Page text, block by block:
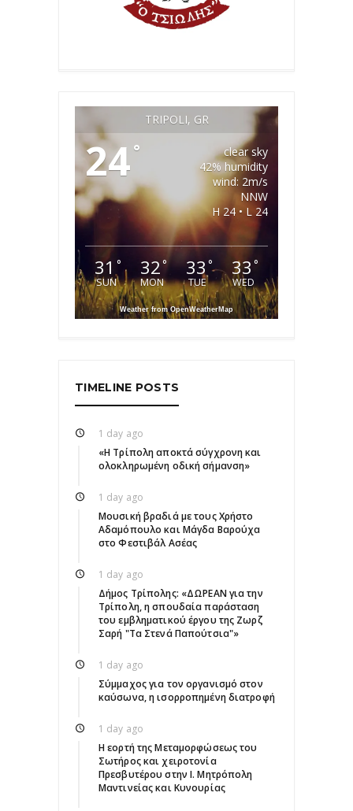
TRIPOLI, GR
24°
clear sky
42% humidity
wind: 2m/s
NNW
H 24 • L 24
31 °
SUN
32°
MON
33°
TUE
33 °
WED
Weather from OpenWeatherMap
TIMELINE POSTS
1 day ago
«Η Τρίπολη αποκτά σύγχρονη και
ολοκληρωμένη οδική σήμανση»
1 day ago
Μουσική βραδιά με τους Χρήστο
Αδαμόπουλο και Μάγδα Βαρούχα
στο Φεστιβάλ Ασέας
1 day ago
Δήμος Τρίπολης: «ΔΩΡΕΑΝ για την
Τρίπολη, η σπουδαία παράσταση
του εμβληματικού έργου της Ζωρζ
Σαρή "Τα Στενά Παπούτσια"»
1 day ago
Σύμμαχος για τον οργανισμό στον
καύσωνα, η ισορροπημένη διατροφή
1 day ago
Η εορτή της Μεταμορφώσεως του
Σωτήρος και χειροτονία
Πρεσβυτέρου στην Ι. Μητρόπολη
Μαντινείας και Κυνουρίας